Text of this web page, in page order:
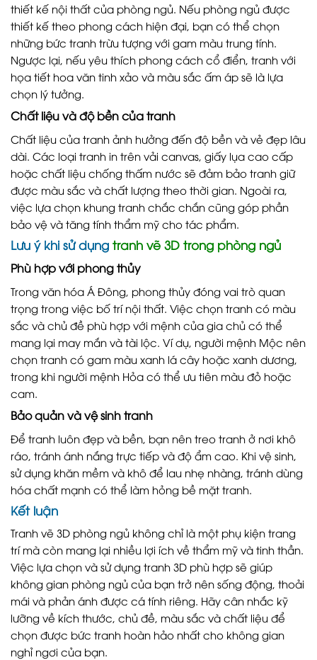
thiết kế nội thất của phòng ngủ. Nếu phòng ngủ được
thiết kế theo phong cách hiện đại, bạn có thể chọn
những bức tranh trừu tượng với gam màu trung tính.
Ngược lại, nếu yêu thích phong cách cổ điển, tranh với
họa tiết hoa văn tinh xảo và màu sắc ấm áp sẽ là lựa
chọn lý tưởng.
Chất liệu và độ bền của tranh
Chất liệu của tranh ảnh hưởng đến độ bền và vẻ đẹp lâu
dài. Các loại tranh in trên vải canvas, giấy lụa cao cấp
hoặc chất liệu chống thấm nước sẽ đảm bảo tranh giữ
được màu sắc và chất lượng theo thời gian. Ngoài ra,
việc lựa chọn khung tranh chắc chắn cũng góp phần
bảo vệ và tăng tính thẩm mỹ cho tác phẩm.
Lưu ý khi sử dụng tranh vẽ 3D trong phòng ngủ
Phù hợp với phong thủy
Trong văn hóa Á Đông, phong thủy đóng vai trò quan
trọng trong việc bố trí nội thất. Việc chọn tranh có màu
sắc và chủ đề phù hợp với mệnh của gia chủ có thể
mang lại may mắn và tài lộc. Ví dụ, người mệnh Mộc nên
chọn tranh có gam màu xanh lá cây hoặc xanh dương,
trong khi người mệnh Hỏa có thể ưu tiên màu đỏ hoặc
cam.
Bảo quản và vệ sinh tranh
Để tranh luôn đẹp và bền, bạn nên treo tranh ở nơi khô
ráo, tránh ánh nắng trực tiếp và độ ẩm cao. Khi vệ sinh,
sử dụng khăn mềm và khô để lau nhẹ nhàng, tránh dùng
hóa chất mạnh có thể làm hỏng bề mặt tranh.
Kết luận
Tranh vẽ 3D phòng ngủ không chỉ là một phụ kiện trang
trí mà còn mang lại nhiều lợi ích về thẩm mỹ và tinh thần.
Việc lựa chọn và sử dụng tranh 3D phù hợp sẽ giúp
không gian phòng ngủ của bạn trở nên sống động, thoải
mái và phản ánh được cá tính riêng. Hãy cân nhắc kỹ
lưỡng về kích thước, chủ đề, màu sắc và chất liệu để
chọn được bức tranh hoàn hảo nhất cho không gian
nghỉ ngơi của bạn.